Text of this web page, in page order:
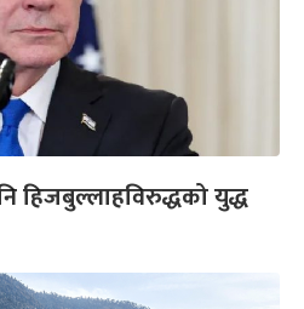
हिजबुल्लाहविरुद्धको युद्ध